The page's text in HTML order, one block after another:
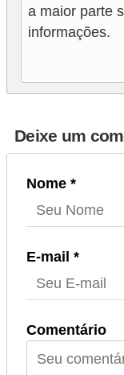
a maior parte
informações.
Deixe um
Nome *
E-mail *
Comentário
e
s
g
r
o
s